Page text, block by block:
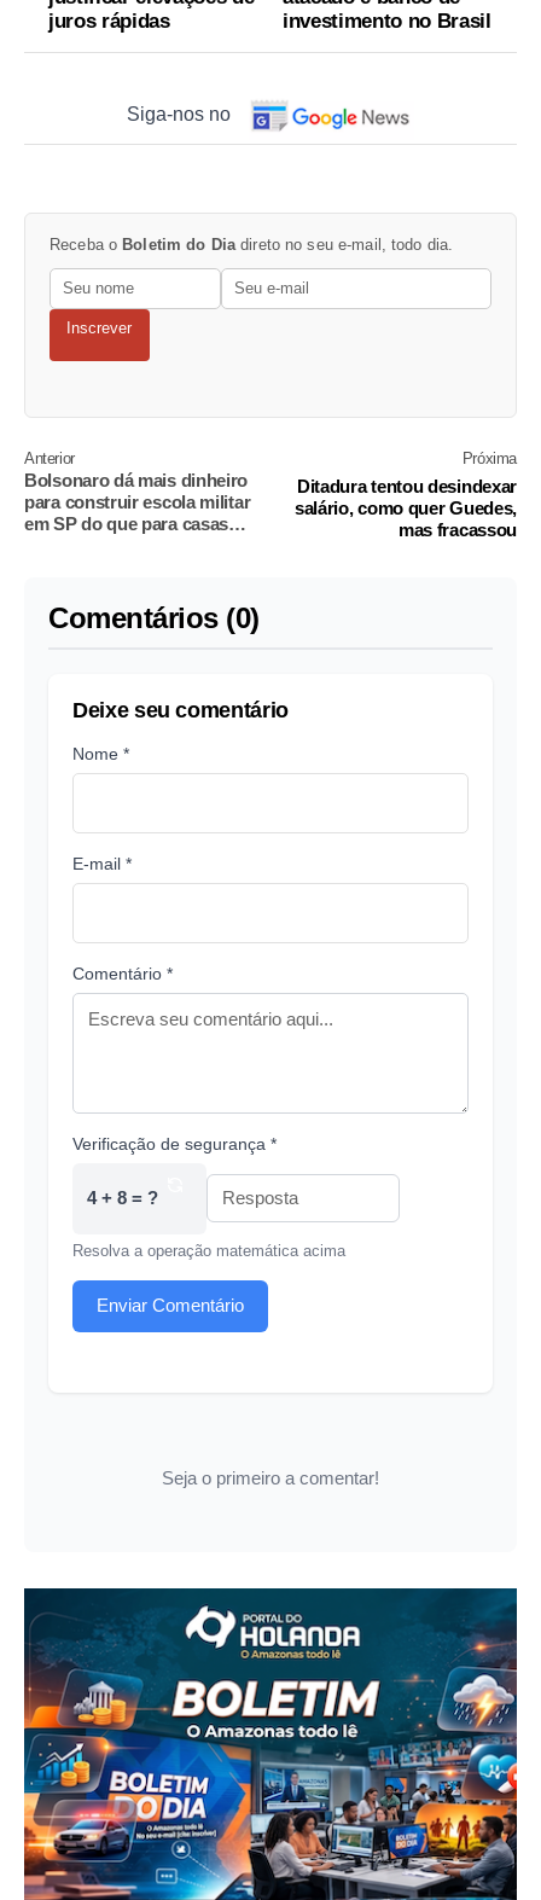
juros rápidas
investimento no Brasil
Siga-nos no
Receba o Boletim do Diadireto no seu e-mail, todo dia.
Inscrever
Anterior
Bolsonaro dá mais dinheiro
para construir escola militar
em SP do que para casas
Próxima
Ditadura tentou desindexar
salário, como quer Guedes,
mas fracassou
Comentários (0)
Deixe seu comentário
Nome *
E-mail *
Comentário *
Verificação de segurança *
4 + 8 = ?
Resolva a operação matemática acima
Enviar Comentário
Seja o primeiro a comentar!